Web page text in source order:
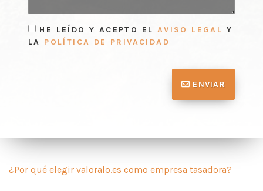
HE LEÍDO Y ACEPTO EL AVISO LEGAL Y
LA POLÍTICA DE PRIVACIDAD
ENVIAR
¿Por qué elegir valoralo.es como empresa tasadora?